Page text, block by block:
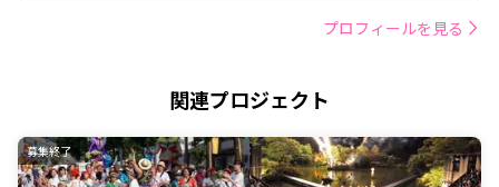
プロフィールを見る
関連プロジェクト
募集終了